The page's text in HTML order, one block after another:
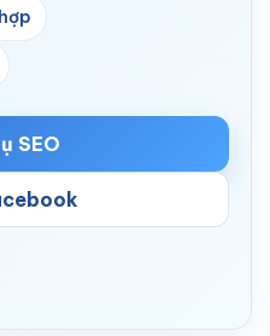
SEO